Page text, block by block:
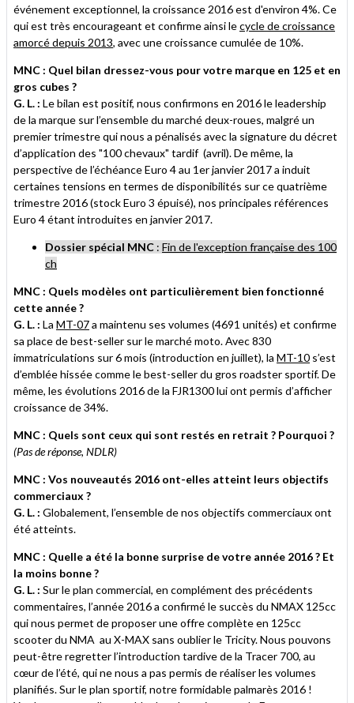
événement exceptionnel, la croissance 2016 est d'environ 4%. Ce
qui est très encourageant et confirme ainsi lecycle de croissance
amorcé depuis 2013, avec une croissance cumulée de 10%.
MNC : Quel bilan dressez-vous pour votre marque en 125 et en
gros cubes ?
G. L. : Le bilan est positif, nous confirmons en 2016 le leadership
de la marque sur l’ensemble du marché deux-roues, malgré un
premier trimestre qui nous a pénalisés avec la signature du décret
d’application des "100 chevaux" tardif (avril). De même, la
perspective de l’échéance Euro 4 au 1er janvier 2017 a induit
certaines tensions en termes de disponibilités sur ce quatrième
trimestre 2016 (stock Euro 3 épuisé), nos principales références
Euro 4 étant introduites en janvier 2017.
Dossier spécial MNC : Fin de l'exception française des 100
ch
MNC : Quels modèles ont particulièrement bien fonctionné
cette année ?
G. L. : La MT-07a maintenu ses volumes (4691 unités) et confirme
sa place de best-seller sur le marché moto. Avec 830
immatriculations sur 6 mois (introduction en juillet), la MT-10 s’est
d’emblée hissée comme le best-seller du gros roadster sportif. De
même, les évolutions 2016 de la FJR1300 lui ont permis d’afficher
croissance de 34%.
MNC : Quels sont ceux qui sont restés en retrait ? Pourquoi ?
(Pas de réponse, NDLR)
MNC : Vos nouveautés 2016 ont-elles atteint leurs objectifs
commerciaux ?
G. L. : Globalement, l’ensemble de nos objectifs commerciaux ont
été atteints.
MNC : Quelle a été la bonne surprise de votre année 2016 ? Et
la moins bonne ?
G. L. : Sur le plan commercial, en complément des précédents
commentaires, l’année 2016 a confirmé le succès du NMAX 125cc
qui nous permet de proposer une offre complète en 125cc
scooter du NMA au X-MAX sans oublier le Tricity. Nous pouvons
peut-être regretter l’introduction tardive de la Tracer 700, au
cœur de l’été, qui ne nous a pas permis de réaliser les volumes
planifiés. Sur le plan sportif, notre formidable palmarès 2016 !